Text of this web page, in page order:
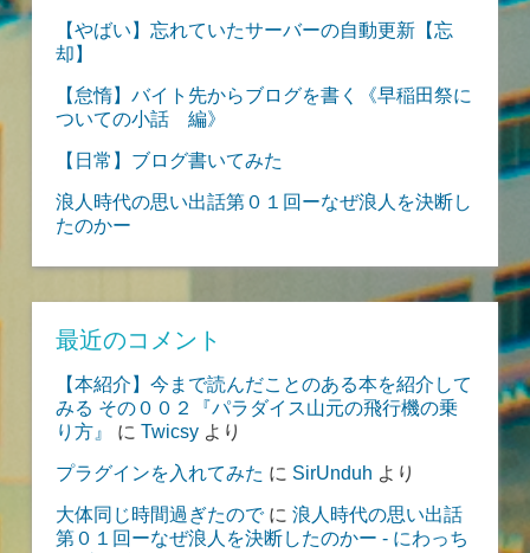
【やばい】忘れていたサーバーの自動更新【忘
却】
【怠惰】バイト先からブログを書く《早稲田祭に
ついての小話 編》
【日常】ブログ書いてみた
浪人時代の思い出話第０１回ーなぜ浪人を決断し
たのかー
最近のコメント
【本紹介】今まで読んだことのある本を紹介して
みる その００２『パラダイス山元の飛行機の乗
り方』
に Twicsyより
プラグインを入れてみた に SirUnduh より
大体同じ時間過ぎたのでに 浪人時代の思い出話
第０１回ーなぜ浪人を決断したのかー - にわっち